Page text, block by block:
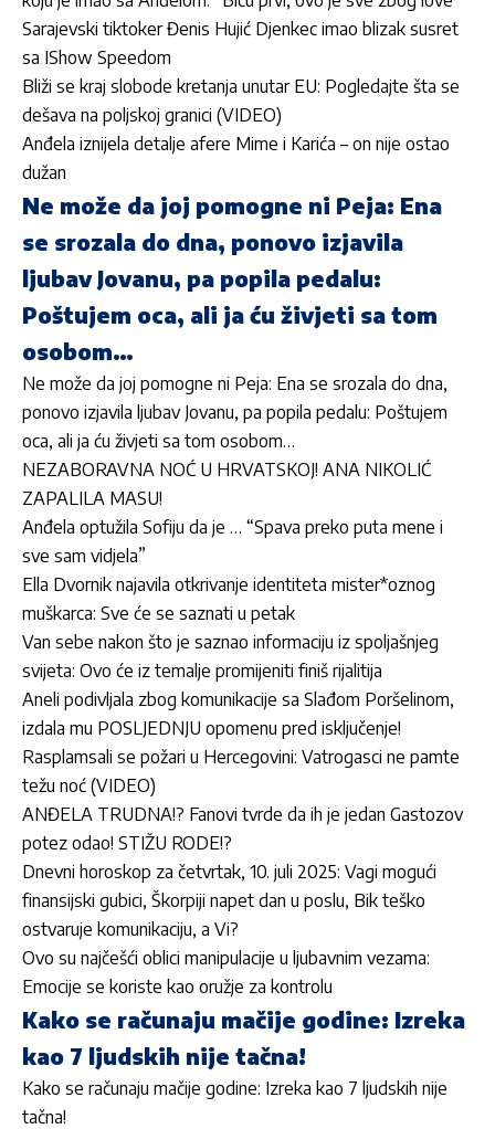
Sarajevski tiktoker Đenis Hujić Djenkec imao blizak susret
sa IShow Speedom
Bliži se kraj slobode kretanja unutar EU: Pogledajte šta se
dešava na poljskoj granici (VIDEO)
Anđela iznijela detalje afere Mime i Karića – on nije ostao
dužan
Ne može da joj pomogne ni Peja: Ena
se srozala do dna, ponovo izjavila
ljubav Jovanu, pa popila pedalu:
Poštujem oca, ali ja ću živjeti sa tom
osobom…
Ne može da joj pomogne ni Peja: Ena se srozala do dna,
ponovo izjavila ljubav Jovanu, pa popila pedalu: Poštujem
oca, ali ja ću živjeti sa tom osobom…
NEZABORAVNA NOĆ U HRVATSKOJ! ANA NIKOLIĆ
ZAPALILA MASU!
Anđela optužila Sofiju da je … “Spava preko puta mene i
sve sam vidjela”
Ella Dvornik najavila otkrivanje identiteta mister*oznog
muškarca: Sve će se saznati u petak
Van sebe nakon što je saznao informaciju iz spoljašnjeg
svijeta: Ovo će iz temalje promijeniti finiš rijalitija
Aneli podivljala zbog komunikacije sa Slađom Poršelinom,
izdala mu POSLJEDNJU opomenu pred isključenje!
Rasplamsali se požari u Hercegovini: Vatrogasci ne pamte
težu noć (VIDEO)
ANĐELA TRUDNA!? Fanovi tvrde da ih je jedan Gastozov
potez odao! STIŽU RODE!?
Dnevni horoskop za četvrtak, 10. juli 2025: Vagi mogući
finansijski gubici, Škorpiji napet dan u poslu, Bik teško
ostvaruje komunikaciju, a Vi?
Ovo su najčešći oblici manipulacije u ljubavnim vezama:
Emocije se koriste kao oružje za kontrolu
Kako se računaju mačije godine: Izreka
kao 7 ljudskih nije tačna!
Kako se računaju mačije godine: Izreka kao 7 ljudskih nije
tačna!